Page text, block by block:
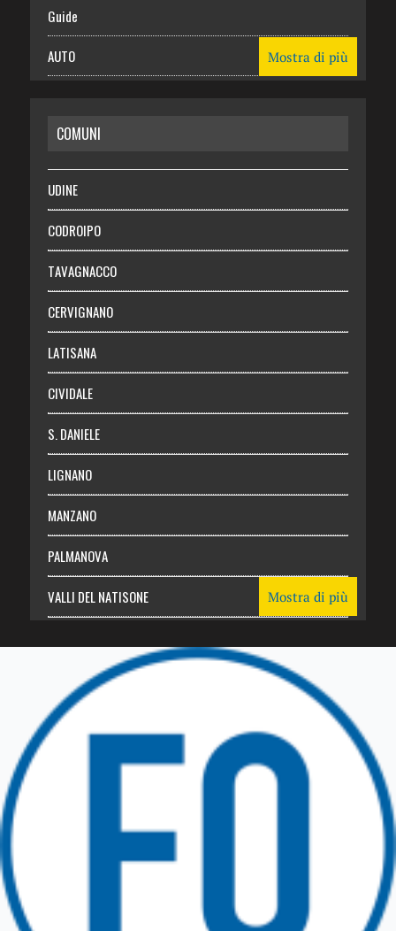
Guide
AUTO
RISPARMIO
SALUTE
Necrologie
Chi siamo
Abbonati
Login
Mostra di più
COMUNI
UDINE
CODROIPO
TAVAGNACCO
CERVIGNANO
LATISANA
CIVIDALE
S. DANIELE
LIGNANO
MANZANO
PALMANOVA
VALLI DEL NATISONE
TRICESIMO
TARCENTO
GEMONA DEL FRIULI
Mostra di più